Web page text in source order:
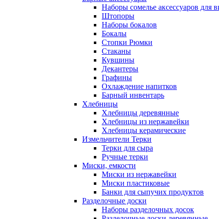
Наборы сомелье аксессуаров для
Штопоры
Наборы бокалов
Бокалы
Стопки Рюмки
Стаканы
Кувшины
Декантеры
Графины
Охлаждение напитков
Барный инвентарь
Хлебницы
Хлебницы деревянные
Хлебницы из нержавейки
Хлебницы керамические
Измельчители Терки
Терки для сыра
Ручные терки
Миски, емкости
Миски из нержавейки
Миски пластиковые
Банки для сыпучих продуктов
Разделочные доски
Наборы разделочных досок